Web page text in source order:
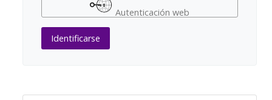
Autenticación web
Identificarse